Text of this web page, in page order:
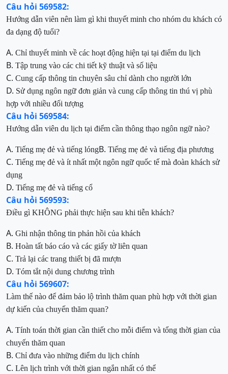
Câu hỏi 569582:
Hướng dẫn viên nên làm gì khi thuyết minh cho nhóm du khách có
đa dạng độ tuổi?
A. Chỉ thuyết minh về các hoạt động hiện tại tại điểm du lịch
B. Tập trung vào các chi tiết kỹ thuật và số liệu
C. Cung cấp thông tin chuyên sâu chỉ dành cho người lớn
D. Sử dụng ngôn ngữ đơn giản và cung cấp thông tin thú vị phù
hợp với nhiều đối tượng
Câu hỏi 569584:
Hướng dẫn viên du lịch tại điểm cần thông thạo ngôn ngữ nào?
A. Tiếng mẹ đẻ và tiếng lóngB. Tiếng mẹ đẻ và tiếng địa phương
C. Tiếng mẹ đẻ và ít nhất một ngôn ngữ quốc tế mà đoàn khách sử
dụng
D. Tiếng mẹ đẻ và tiếng cổ
Câu hỏi 569593:
Điều gì KHÔNG phải thực hiện sau khi tiễn khách?
A. Ghi nhận thông tin phản hồi của khách
B. Hoàn tất báo cáo và các giấy tờ liên quan
C. Trả lại các trang thiết bị đã mượn
D. Tóm tắt nội dung chương trình
Câu hỏi 569607:
Làm thế nào để đảm bảo lộ trình thăm quan phù hợp với thời gian
dự kiến của chuyến thăm quan?
A. Tính toán thời gian cần thiết cho mỗi điểm và tổng thời gian của
chuyến thăm quan
B. Chỉ đưa vào những điểm du lịch chính
C. Lên lịch trình với thời gian ngắn nhất có thể